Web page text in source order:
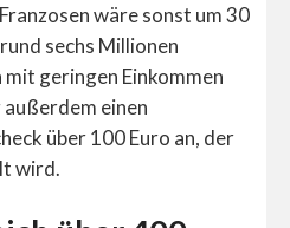
wäre sonst um 30
sechs Millionen
geringen Einkommen
einen
über 100 Euro an, der
wird.